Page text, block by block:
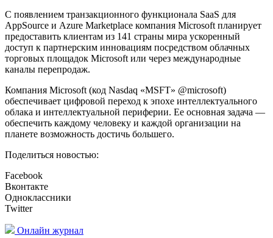
С появлением транзакционного функционала SaaS для
AppSource и Azure Marketplace компания Microsoft планирует
предоставить клиентам из 141 страны мира ускоренный
доступ к партнерским инновациям посредством облачных
торговых площадок Microsoft или через международные
каналы перепродаж.
Компания Microsoft (код Nasdaq «MSFT» @microsoft)
обеспечивает цифровой переход к эпохе интеллектуального
облака и интеллектуальной периферии. Ее основная задача —
обеспечить каждому человеку и каждой организации на
планете возможность достичь большего.
Поделиться новостью:
Facebook
Вконтакте
Одноклассники
Twitter
Онлайн журнал